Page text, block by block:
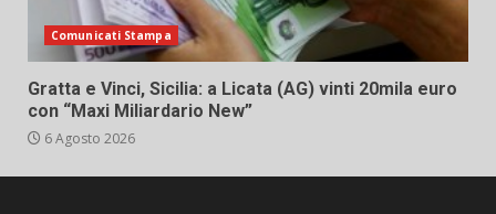
Comunicati Stampa
Gratta e Vinci, Sicilia: a Licata (AG) vinti 20mila euro
con “Maxi Miliardario New”
6 Agosto 2026